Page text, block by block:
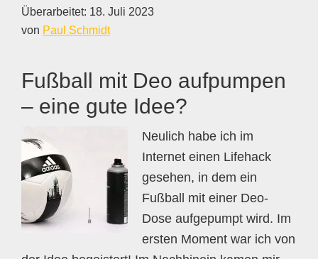
Überarbeitet: 18. Juli 2023
von Paul Schmidt
Fußball mit Deo aufpumpen
– eine gute Idee?
Neulich habe ich im
Internet einen Lifehack
gesehen, in dem ein
Fußball mit einer Deo-
Dose aufgepumpt wird. Im
ersten Moment war ich von